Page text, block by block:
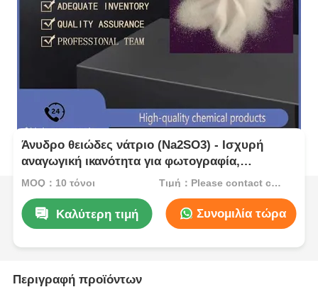
Άνυδρο θειώδες νάτριο (Na2SO3) - Ισχυρή
αναγωγική ικανότητα για φωτογραφία,
αποχλωριωτής νερού και συντηρητικό
MOQ：10 τόνοι Τιμή：Please contact customer service
Καλύτερη τιμή Συνομιλία τώρα
Περιγραφή προϊόντων